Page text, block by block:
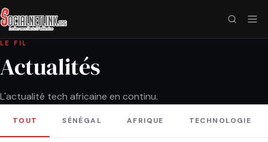
LE FIL
Actualités
L'actualité tech africaine en continu.
TOUT SÉNÉGAL AFRIQUE TECHNOLOGIE